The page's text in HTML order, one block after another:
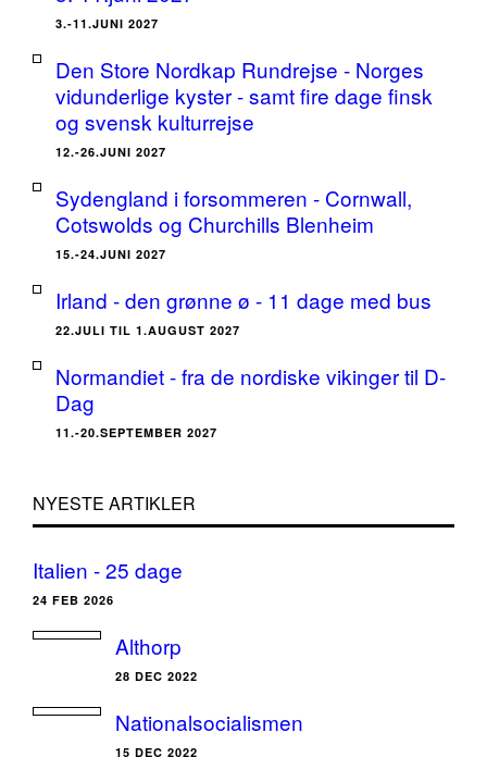
3.-11.JUNI 2027
Den Store Nordkap Rundrejse - Norges
vidunderlige kyster - samt fire dage finsk
og svensk kulturrejse
12.-26.JUNI 2027
Sydengland i forsommeren - Cornwall,
Cotswolds og Churchills Blenheim
15.-24.JUNI 2027
Irland - den grønne ø - 11 dage med bus
22.JULI TIL 1.AUGUST 2027
Normandiet - fra de nordiske vikinger til D-
Dag
11.-20.SEPTEMBER 2027
NYESTE ARTIKLER
Italien - 25 dage
24 FEB 2026
Althorp
28 DEC 2022
Nationalsocialismen
15 DEC 2022